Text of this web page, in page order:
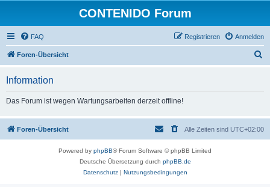
CONTENIDO Forum
FAQ Anmelden
Registrieren
Foren-Übersicht
Information
Das Forum ist wegen Wartungsarbeiten derzeit offline!
Foren-Übersicht Alle Zeiten sind UTC+02:00
Powered by phpBB® Forum Software © phpBB Limited
Deutsche Übersetzung durch phpBB.de
Datenschutz| Nutzungsbedingungen